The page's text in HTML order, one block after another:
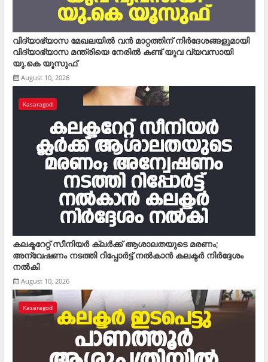
വിദ്യാഭ്യാസ മേഖലയില്‍ വന്‍ മാറ്റത്തിന് നിര്‍ദേശങ്ങളുമായി
വിദ്യാഭ്യാസ മന്ത്രിയെ നേരില്‍ കണ്ട് യുവ വ്യവസായി
യു.കെ യൂസുഫ്
August 10, 2026
Kasaragod
കലക്ടറേറ്റ് സീനിയര്‍ ക്ലര്‍ക്ക് ആശാലതയുടെ മരണം;
അന്വേഷണം നടത്തി റിപ്പോര്‍ട്ട് നല്‍കാന്‍ കലക്ടര്‍ നിര്‍ദ്ദേശം
നല്‍കി
August 10, 2026
Kasaragod